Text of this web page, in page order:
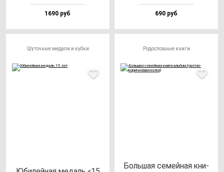
1690 руб 690 руб
Шуточные медали и кубки Родословные книги
Боль­шая се­мей­ная кни­